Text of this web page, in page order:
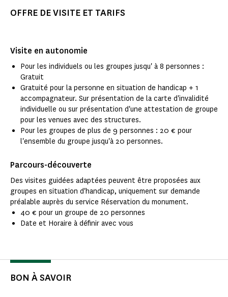
OFFRE DE VISITE ET TARIFS
Visite en autonomie
Pour les individuels ou les groupes jusqu' à 8 personnes :
Gratuit
Gratuité pour la personne en situation de handicap + 1
accompagnateur. Sur présentation de la carte d'invalidité
individuelle ou sur présentation d'une attestation de groupe
pour les venues avec des structures.
Pour les groupes de plus de 9 personnes : 20 € pour
l'ensemble du groupe jusqu'à 20 personnes.
Parcours-découverte
Des visites guidées adaptées peuvent être proposées aux
groupes en situation d'handicap, uniquement sur demande
préalable auprès du service Réservation du monument.
40 € pour un groupe de 20 personnes
Date et Horaire à définir avec vous
BON À SAVOIR